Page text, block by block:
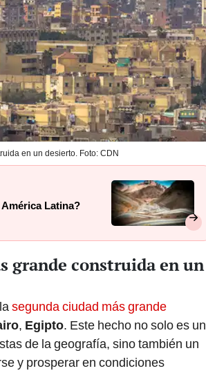
en un desierto. Foto: CDN
Latina?
grande construida en un
segunda ciudad más grande
, Egipto. Este hecho no solo es un
de la geografía, sino también un
y prosperar en condiciones